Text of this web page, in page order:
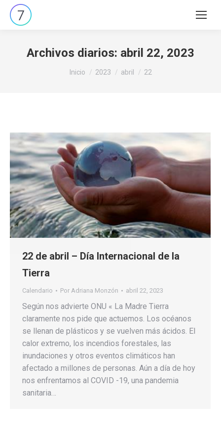
Buscar:
Archivos diarios: abril 22, 2023
Estás aquí:
Inicio 2023 abril 22
22 de abril – Día Internacional de la
Tierra
Calendario Por Adriana Monzón abril 22, 2023
Según nos advierte ONU « La Madre Tierra
claramente nos pide que actuemos. Los océanos
se llenan de plásticos y se vuelven más ácidos. El
calor extremo, los incendios forestales, las
inundaciones y otros eventos climáticos han
afectado a millones de personas. Aún a día de hoy
nos enfrentamos al COVID -19, una pandemia
sanitaria…